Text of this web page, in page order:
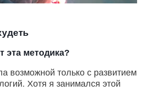
эта методика?
возможной только с развитием
Хотя я занимался этой